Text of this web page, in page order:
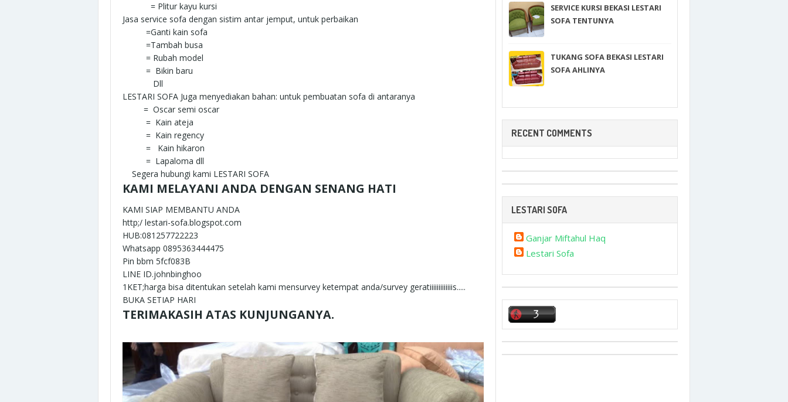
= Plitur kayu kursi
Jasa service sofa dengan sistim antar jemput, untuk perbaikan
=Ganti kain sofa
=Tambah busa
= Rubah model
= Bikin baru
Dll
LESTARI SOFA Juga menyediakan bahan: untuk pembuatan sofa di antaranya
= Oscar semi oscar
= Kain ateja
= Kain regency
= Kain hikaron
= Lapaloma dll
Segera hubungi kami LESTARI SOFA
KAMI MELAYANI ANDA DENGAN SENANG HATI
KAMI SIAP MEMBANTU ANDA
http;/ lestari-sofa.blogspot.com
HUB:081257722223
Whatsapp 0895363444475
Pin bbm 5fcf083B
LINE ID.johnbinghoo
1KET;harga bisa ditentukan setelah kami mensurvey ketempat anda/survey geratiiiiiiiiiiiiis.....
BUKA SETIAP HARI
TERIMAKASIH ATAS KUNJUNGANYA.
SERVICE KURSI BEKASI LESTARI
SOFA TENTUNYA
TUKANG SOFA BEKASI LESTARI
SOFA AHLINYA
RECENT COMMENTS
LESTARI SOFA
Ganjar Miftahul Haq
Lestari Sofa